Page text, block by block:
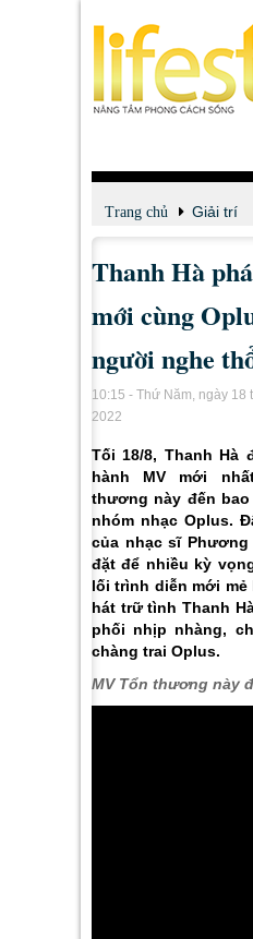
Trang chủ Giải trí
Xem - Nghe - Đọc
Thanh Hà
mới cùng
người nghe
10:15 - Thứ Năm, ngày 18
2022
Tối 18/8, Thanh Hà
hành MV mới
thương này đến
nhóm nhạc Oplus.
của nhạc sĩ
đặt để nhiều kỳ
lối trình diễn mới
hát trữ tình Thanh
phối nhịp nhàng,
chàng trai Oplus.
MV Tổn thương này